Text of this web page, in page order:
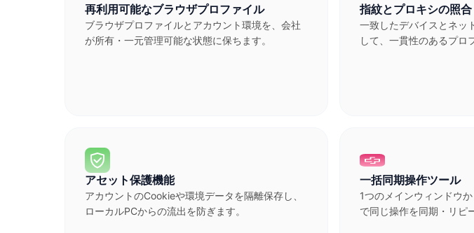
再利用可能なブラウザプロファイル
ブラウザプロファイルとアカウント環境を、会社
が所有・一元管理可能な状態に保ちます。
指紋とプロキシの照合
一致したデバイスとネッ
して、一貫性のあるプロ
アセット保護機能
アカウントのCookieや環境データを隔離保存し、
ローカルPCからの流出を防ぎます。
一括同期操作ツール
1つのメインウィンドウ
で同じ操作を同期・リピ